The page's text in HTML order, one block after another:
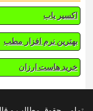
اکسیر یاب
بهترین نرم افزار مطب
خرید هاست ارزان